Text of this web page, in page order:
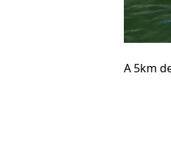
A 5km